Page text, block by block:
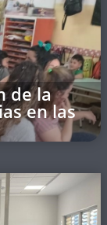
de la
en las